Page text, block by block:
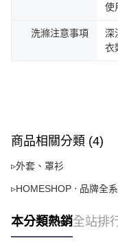
使
洗滌注意事項
深
衣
商品相關分類 (4)
▹外套、罩衫
▹HOMESHOP ‧ 品牌全
本分類熱銷全站排